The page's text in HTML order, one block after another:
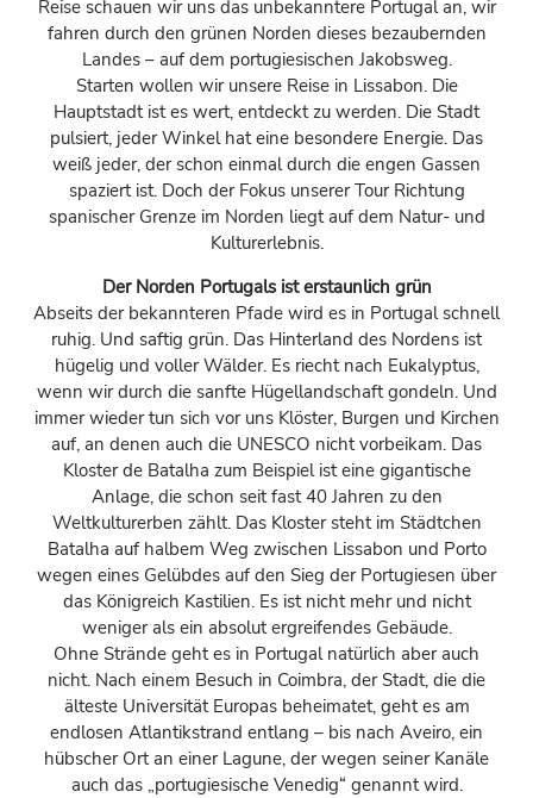
Reise schauen wir uns das unbekanntere Portugal an, wir
fahren durch den grünen Norden dieses bezaubernden
Landes – auf dem portugiesischen Jakobsweg.
Starten wollen wir unsere Reise in Lissabon. Die
Hauptstadt ist es wert, entdeckt zu werden. Die Stadt
pulsiert, jeder Winkel hat eine besondere Energie. Das
weiß jeder, der schon einmal durch die engen Gassen
spaziert ist. Doch der Fokus unserer Tour Richtung
spanischer Grenze im Norden liegt auf dem Natur- und
Kulturerlebnis.
Der Norden Portugals ist erstaunlich grün
Abseits der bekannteren Pfade wird es in Portugal schnell
ruhig. Und saftig grün. Das Hinterland des Nordens ist
hügelig und voller Wälder. Es riecht nach Eukalyptus,
wenn wir durch die sanfte Hügellandschaft gondeln. Und
immer wieder tun sich vor uns Klöster, Burgen und Kirchen
auf, an denen auch die UNESCO nicht vorbeikam. Das
Kloster de Batalha zum Beispiel ist eine gigantische
Anlage, die schon seit fast 40 Jahren zu den
Weltkulturerben zählt. Das Kloster steht im Städtchen
Batalha auf halbem Weg zwischen Lissabon und Porto
wegen eines Gelübdes auf den Sieg der Portugiesen über
das Königreich Kastilien. Es ist nicht mehr und nicht
weniger als ein absolut ergreifendes Gebäude.
Ohne Strände geht es in Portugal natürlich aber auch
nicht. Nach einem Besuch in Coimbra, der Stadt, die die
älteste Universität Europas beheimatet, geht es am
endlosen Atlantikstrand entlang – bis nach Aveiro, ein
hübscher Ort an einer Lagune, der wegen seiner Kanäle
auch das „portugiesische Venedig“ genannt wird.